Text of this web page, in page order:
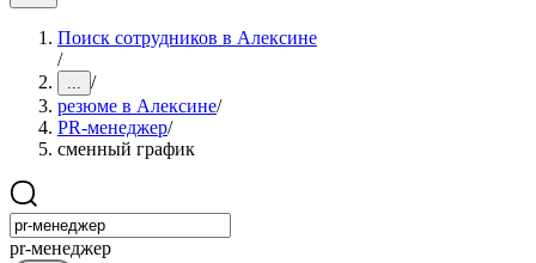
Поиск сотрудников в Алексине
/
... /
резюме в Алексине/
PR-менеджер/
сменный график
pr-менеджер